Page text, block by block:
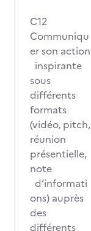
C12
Communiqu
er son action
inspirante
sous
différents
formats
(vidéo, pitch,
réunion
présentielle,
note
d’informati
ons) auprès
des
différents